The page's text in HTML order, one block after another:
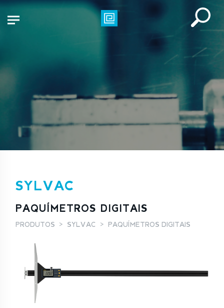
SYLVAC
PAQUÍMETROS DIGITAIS
PRODUTOS SYLVAC PAQUÍMETROS DIGITAIS